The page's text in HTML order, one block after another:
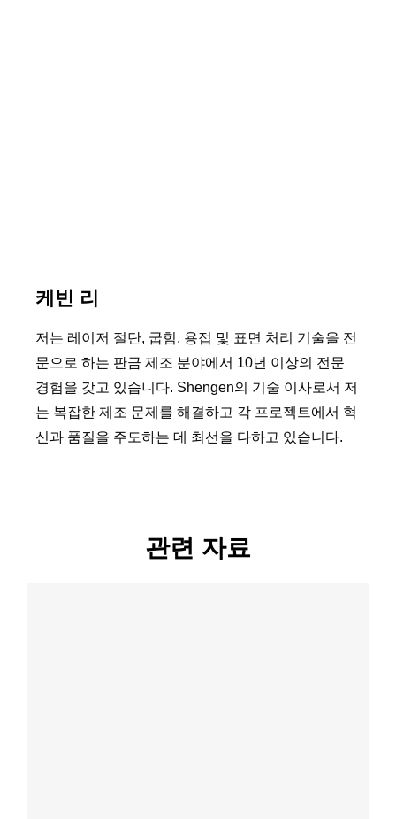
케빈 리
저는 레이저 절단, 굽힘, 용접 및 표면 처리 기술을 전
문으로 하는 판금 제조 분야에서 10년 이상의 전문
경험을 갖고 있습니다. Shengen의 기술 이사로서 저
는 복잡한 제조 문제를 해결하고 각 프로젝트에서 혁
신과 품질을 주도하는 데 최선을 다하고 있습니다.
관련 자료